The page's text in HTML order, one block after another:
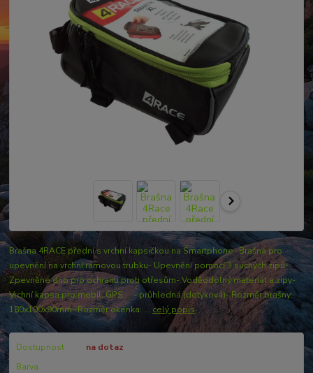
Brašna 4RACE přední s vrchní kapsičkou na Smartphone- Brašna pro
upevnění na vrchní rámovou trubku- Upevnění pomocí 3 suchých zipů-
Zpevněné dno pro ochranu proti otřesům- Voděodolný materiál a zipy-
Vrchní kapsa pro mobil, GPS,... - průhledná (dotyková)- Rozměr brašny:
180x100x90mm- Rozměr okénka: ... celý popis
Dostupnost
na dotaz
Barva